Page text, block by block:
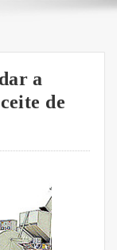
a
de